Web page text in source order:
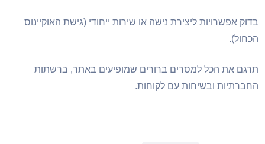
בדוק אפשרויות ליצירת נישה או שירות ייחודי (גישת האוקיינוס
הכחול).
תרגם את הכל למסרים ברורים שמופיעים באתר, ברשתות
החברתיות ובשיחות עם לקוחות.